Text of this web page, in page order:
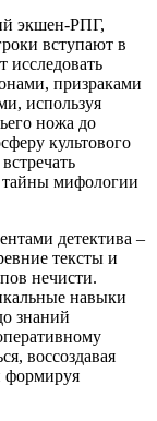
экшен-РПГ,
вступают в
исследовать
призраками
используя
ножа до
культового
тайны мифологии
детектива –
тексты и
нечисти.
навыки
знаний
воссоздавая
формируя